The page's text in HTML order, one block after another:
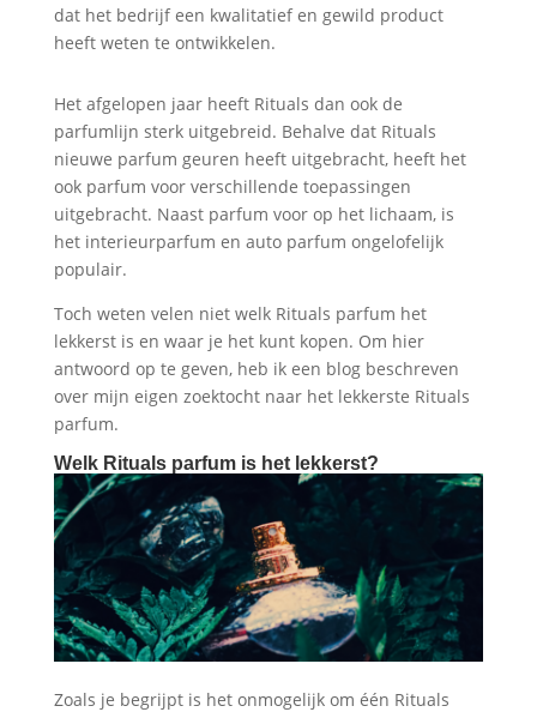
dat het bedrijf een kwalitatief en gewild product
heeft weten te ontwikkelen.
Het afgelopen jaar heeft Rituals dan ook de
parfumlijn sterk uitgebreid. Behalve dat Rituals
nieuwe parfum geuren heeft uitgebracht, heeft het
ook parfum voor verschillende toepassingen
uitgebracht. Naast parfum voor op het lichaam, is
het interieurparfum en auto parfum ongelofelijk
populair.
Toch weten velen niet welk Rituals parfum het
lekkerst is en waar je het kunt kopen. Om hier
antwoord op te geven, heb ik een blog beschreven
over mijn eigen zoektocht naar het lekkerste Rituals
parfum.
Welk Rituals parfum is het lekkerst?
Zoals je begrijpt is het onmogelijk om één Rituals